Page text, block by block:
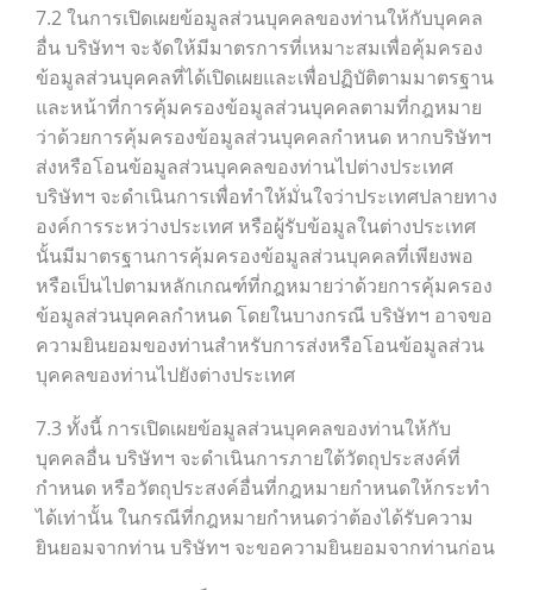
7.2 ในการเปิดเผยข้อมูลส่วนบุคคลของท่านให้กับบุคคล
อื่น บริษัทฯ จะจัดให้มีมาตรการที่เหมาะสมเพื่อคุ้มครอง
ข้อมูลส่วนบุคคลที่ได้เปิดเผยและเพื่อปฏิบัติตามมาตรฐาน
และหน้าที่การคุ้มครองข้อมูลส่วนบุคคลตามที่กฎหมาย
ว่าด้วยการคุ้มครองข้อมูลส่วนบุคคลกำหนด หากบริษัทฯ
ส่งหรือโอนข้อมูลส่วนบุคคลของท่านไปต่างประเทศ
บริษัทฯ จะดำเนินการเพื่อทำให้มั่นใจว่าประเทศปลายทาง
องค์การระหว่างประเทศ หรือผู้รับข้อมูลในต่างประเทศ
นั้นมีมาตรฐานการคุ้มครองข้อมูลส่วนบุคคลที่เพียงพอ
หรือเป็นไปตามหลักเกณฑ์ที่กฎหมายว่าด้วยการคุ้มครอง
ข้อมูลส่วนบุคคลกำหนด โดยในบางกรณี บริษัทฯ อาจขอ
ความยินยอมของท่านสำหรับการส่งหรือโอนข้อมูลส่วน
บุคคลของท่านไปยังต่างประเทศ
7.3 ทั้งนี้ การเปิดเผยข้อมูลส่วนบุคคลของท่านให้กับ
บุคคลอื่น บริษัทฯ จะดำเนินการภายใต้วัตถุประสงค์ที่
กำหนด หรือวัตถุประสงค์อื่นที่กฎหมายกำหนดให้กระทำ
ได้เท่านั้น ในกรณีที่กฎหมายกำหนดว่าต้องได้รับความ
ยินยอมจากท่าน บริษัทฯ จะขอความยินยอมจากท่านก่อน